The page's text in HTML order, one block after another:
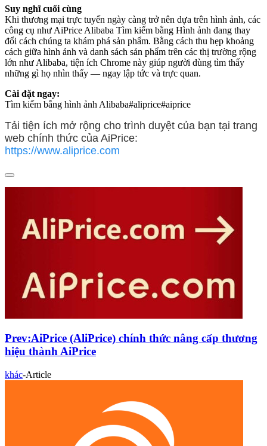
Suy nghĩ cuối cùng
Khi thương mại trực tuyến ngày càng trở nên dựa trên hình ảnh, các
công cụ như AiPrice Alibaba Tìm kiếm bằng Hình ảnh đang thay
đổi cách chúng ta khám phá sản phẩm. Bằng cách thu hẹp khoảng
cách giữa hình ảnh và danh sách sản phẩm trên các thị trường rộng
lớn như Alibaba, tiện ích Chrome này giúp người dùng tìm thấy
những gì họ nhìn thấy — ngay lập tức và trực quan.
Cài đặt ngay:
Tìm kiếm bằng hình ảnh Alibaba#aliprice#aiprice
Tải tiện ích mở rộng cho trình duyệt của bạn tại trang
web chính thức của AiPrice:
https://www.aliprice.com
Prev:AiPrice (AliPrice) chính thức nâng cấp thương
hiệu thành AiPrice
khác-Article